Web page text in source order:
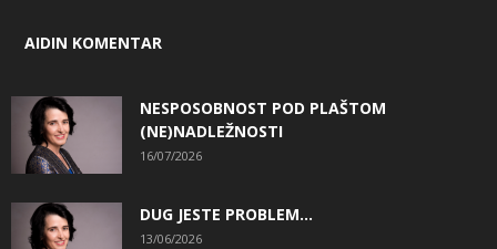
AIDIN KOMENTAR
NESPOSOBNOST POD PLAŠTOM
(NE)NADLEŽNOSTI
16/07/2026
DUG JESTE PROBLEM…
13/06/2026